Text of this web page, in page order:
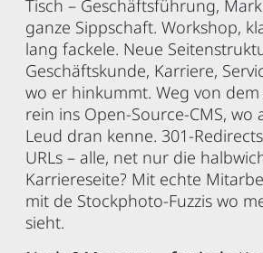
Tisch – Geschäftsführung,
ganze Sippschaft. Workshop,
lang fackele. Neue
Geschäftskunde, Karriere,
wo er hinkummt. Weg von
rein ins Open-Source-CMS, wo
Leud dran kenne. 301-
URLs – alle, net nur die
Karriereseite? Mit echte
mit de Stockphoto-Fuzzis wo
sieht.